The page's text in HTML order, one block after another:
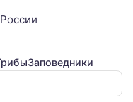
Заповедники